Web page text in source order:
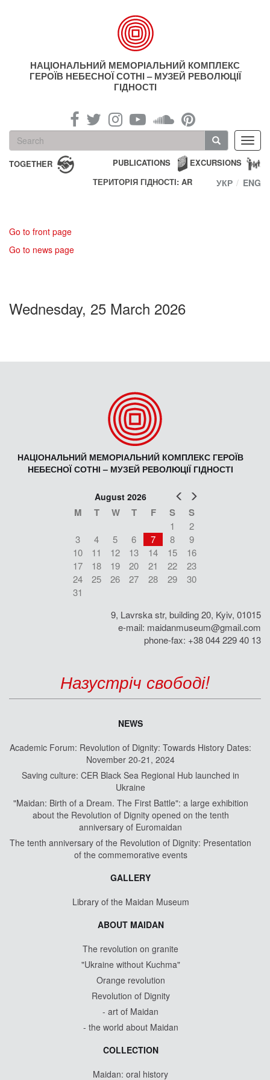
НАЦІОНАЛЬНИЙ МЕМОРІАЛЬНИЙ КОМПЛЕКС
ГЕРОЇВ НЕБЕСНОЇ СОТНІ – МУЗЕЙ РЕВОЛЮЦІЇ
ГІДНОСТІ
Search
form
Search
TOGETHER EXCURSIONS
PUBLICATIONS
ТЕРИТОРІЯ ГІДНОСТІ: AR
УКР ENG
Go to front page
Go to news page
Wednesday, 25 March 2026
НАЦІОНАЛЬНИЙ МЕМОРІАЛЬНИЙ КОМПЛЕКС ГЕРОЇВ
НЕБЕСНОЇ СОТНІ – МУЗЕЙ РЕВОЛЮЦІЇ ГІДНОСТІ
Prev
August 2026
M T W T F S S
1
2
3
4 5 6 7 8
9
10
11 12 13 14 15
16
17
18 19 20 21 22
23
24
25 26 27 28 29
30
31
9, Lavrska str, building 20, Kyiv, 01015
e-mail: maidanmuseum@gmail.com
phone-fax: +38 044 229 40 13
Назустріч свободі!
NEWS
Academic Forum: Revolution of Dignity: Towards History Dates:
November 20-21, 2024
Saving culture: CER Black Sea Regional Hub launched in
Ukraine
"Maidan: Birth of a Dream. The First Battle": a large exhibition
about the Revolution of Dignity opened on the tenth
anniversary of Euromaidan
The tenth anniversary of the Revolution of Dignity: Presentation
of the commemorative events
GALLERY
Library of the Maidan Museum
ABOUT MAIDAN
The revolution on granite
"Ukraine without Kuchma"
Orange revolution
Revolution of Dignity
- art of Maidan
- the world about Maidan
COLLECTION
Maidan: oral history